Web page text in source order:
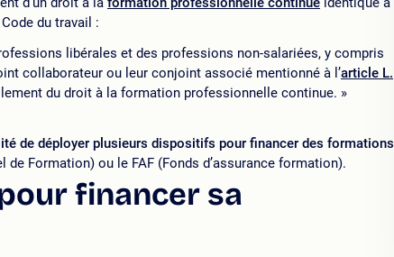
du travail :
libérales et des professions non-salariées, y compris
collaborateur ou leur conjoint associé mentionné à l’article L.
du droit à la formation professionnelle continue. »
de déployer plusieurs dispositifs pour financer des formations
de Formation) ou le FAF (Fonds d’assurance formation).
financer sa